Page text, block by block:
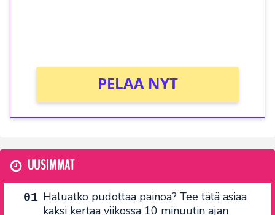
PELAA NYT
UUSIMMAT
Haluatko pudottaa painoa? Tee tätä asiaa
kaksi kertaa viikossa 10 minuutin ajan